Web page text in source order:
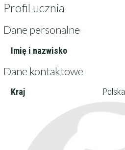
Profil ucznia
Dane personalne
Imię i nazwisko
Dane kontaktowe
Kraj Polska